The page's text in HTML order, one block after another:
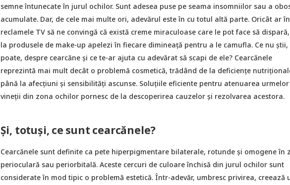
semne întunecate în jurul ochilor. Sunt adesea puse pe seama insomniilor sau a
acumulate. Dar, de cele mai multe ori, adevărul este în cu totul altă parte. Oricât ar
reclamele TV să ne convingă că există creme miraculoase care le pot face să
la produsele de make-up apelezi în fiecare dimineață pentru a le camufla. Ce nu știi,
poate, despre cearcăne și ce te-ar ajuta cu adevărat să scapi de ele? Cearcănele
reprezintă mai mult decât o problemă cosmetică, trădând de la deficiențe
până la afecțiuni și sensibilități ascunse. Soluțiile eficiente pentru atenuarea urmelor
vineții din zona ochilor pornesc de la descoperirea cauzelor și rezolvarea acestora.
Și, totuși, ce sunt cearcănele?
Cearcănele sunt definite ca pete hiperpigmentare bilaterale, rotunde și omogene în
perioculară sau periorbitală. Aceste cercuri de culoare închisă din jurul ochilor sunt
considerate în mod tipic o problemă estetică. Într-adevăr, umbresc privirea, creează